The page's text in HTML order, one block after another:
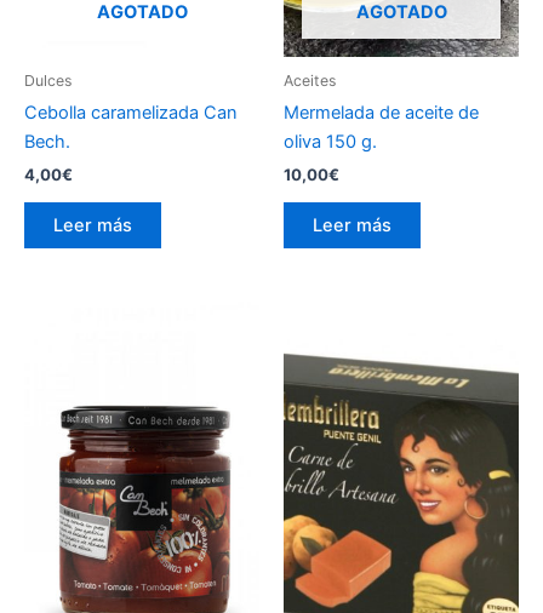
AGOTADO
Dulces
Cebolla caramelizada Can
Bech.
4,00€
Leer más
AGOTADO
Aceites
Mermelada de aceite de
oliva 150 g.
10,00€
Leer más